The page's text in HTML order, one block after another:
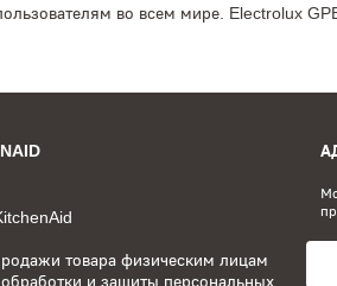
во всем мире. Electrolux
товара физическим лицам
и защиты персональных